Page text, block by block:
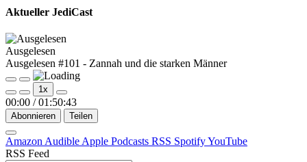
Aktueller JediCast
Ausgelesen
Ausgelesen #101 - Zannah und die starken Männer
Play
Episode
Pause
Episode
1x
00:00 / 01:50:43
Abonnieren Teilen
Amazon Audible Apple Podcasts RSS SpotifyYouTube
RSS Feed